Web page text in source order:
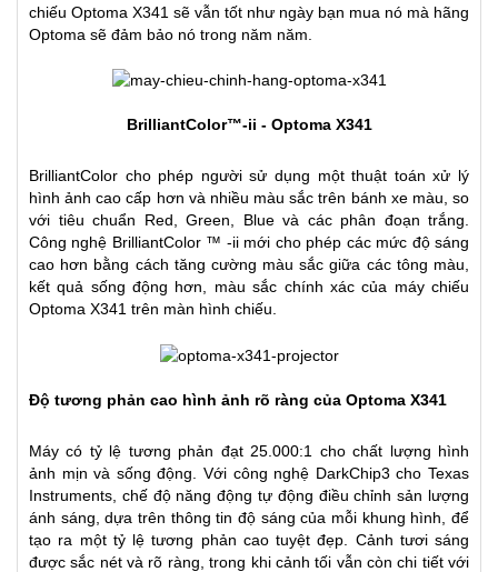
chiếu Optoma X341 sẽ vẫn tốt như ngày bạn mua nó mà hãng
Optoma sẽ đảm bảo nó trong năm năm.
BrilliantColor™-ii - Optoma X341
BrilliantColor cho phép người sử dụng một thuật toán xử lý
hình ảnh cao cấp hơn và nhiều màu sắc trên bánh xe màu, so
với tiêu chuẩn Red, Green, Blue và các phân đoạn trắng.
Công nghệ BrilliantColor ™ -ii mới cho phép các mức độ sáng
cao hơn bằng cách tăng cường màu sắc giữa các tông màu,
kết quả sống động hơn, màu sắc chính xác của máy chiếu
Optoma X341 trên màn hình chiếu.
Độ tương phản cao hình ảnh rõ ràng của Optoma X341
Máy có tỷ lệ tương phản đạt 25.000:1 cho chất lượng hình
ảnh mịn và sống động. Với công nghệ DarkChip3 cho Texas
Instruments, chế độ năng động tự động điều chỉnh sản lượng
ánh sáng, dựa trên thông tin độ sáng của mỗi khung hình, để
tạo ra một tỷ lệ tương phản cao tuyệt đẹp. Cảnh tươi sáng
được sắc nét và rõ ràng, trong khi cảnh tối vẫn còn chi tiết với